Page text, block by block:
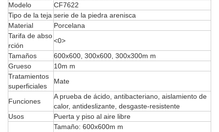
Modelo
CF7622
Tipo de la teja serie de la piedra arenisca
Material
Porcelana
Tarifa de abso
rción
<0>
Tamaños
600x600, 300x600, 300x300m m
Grueso
10m m
Tratamientos
superficiales
Mate
Funciones
A prueba de ácido, antibacteriano, aislamiento de
calor, antideslizante, desgaste-resistente
Usos
Puerta y piso al aire libre
Tamaño: 600x600m m